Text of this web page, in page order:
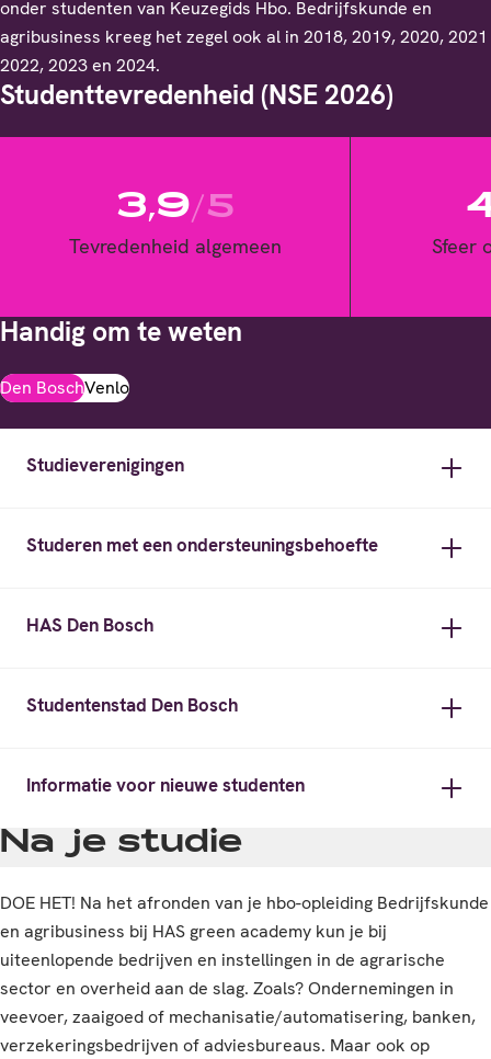
onder studenten van Keuzegids Hbo. Bedrijfskunde en
agribusiness kreeg het zegel ook al in 2018, 2019, 2020, 2021
2022, 2023 en 2024.
Studenttevredenheid (NSE 2026)
3,9/5
Tevredenheid algemeen Sfeer
Handig om te weten
Den BoschVenlo
Studieverenigingen
Studeren met een ondersteuningsbehoefte
HAS Den Bosch
Studentenstad Den Bosch
Informatie voor nieuwe studenten
Na je studie
DOE HET! Na het afronden van je hbo-opleiding Bedrijfskunde
en agribusiness bij HAS green academy kun je bij
uiteenlopende bedrijven en instellingen in de agrarische
sector en overheid aan de slag. Zoals? Ondernemingen in
veevoer, zaaigoed of mechanisatie/automatisering, banken,
verzekeringsbedrijven of adviesbureaus. Maar ook op